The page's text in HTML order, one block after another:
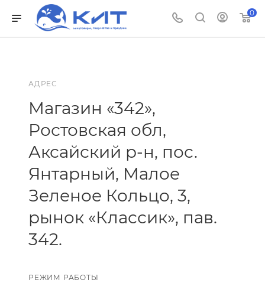
0
АДРЕС
Магазин «342»,
Ростовская обл,
Аксайский р-н, пос.
Янтарный, Малое
Зеленое Кольцо, 3,
рынок «Классик», пав.
342.
РЕЖИМ РАБОТЫ